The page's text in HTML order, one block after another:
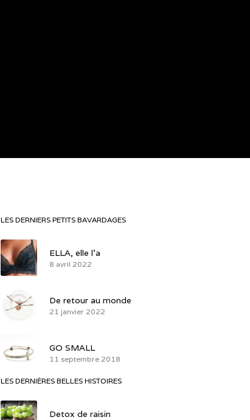
LES DERNIERS PETITS BAVARDAGES
ELLA, elle l’a
8 avril 2022
De retour au monde
21 janvier 2022
GO SMALL
11 septembre 2018
LES DERNIÈRES BELLES HISTOIRES
Detox de raisin